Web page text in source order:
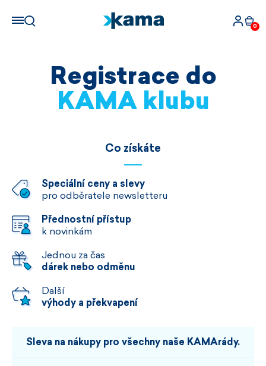
0
Registrace do
KAMA klubu
Co získáte
Speciální ceny a slevy
pro odběratele newsletteru
Přednostní přístup
k novinkám
Jednou za čas
dárek nebo odměnu
Další
výhody a překvapení
Sleva na nákupy pro všechny naše KAMArády.